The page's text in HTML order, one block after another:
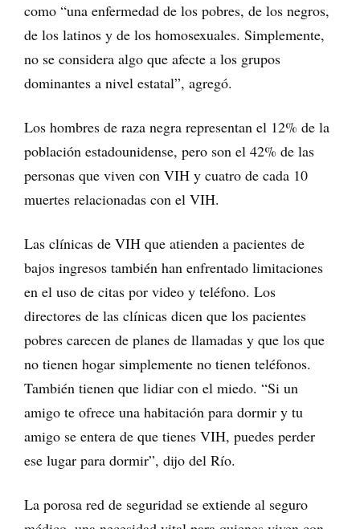
como “una enfermedad de los pobres, de los negros,
de los latinos y de los homosexuales. Simplemente,
no se considera algo que afecte a los grupos
dominantes a nivel estatal”, agregó.
Los hombres de raza negra representan el 12% de la
población estadounidense, pero son el 42% de las
personas que viven con VIH y cuatro de cada 10
muertes relacionadas con el VIH.
Las clínicas de VIH que atienden a pacientes de
bajos ingresos también han enfrentado limitaciones
en el uso de citas por video y teléfono. Los
directores de las clínicas dicen que los pacientes
pobres carecen de planes de llamadas y que los que
no tienen hogar simplemente no tienen teléfonos.
También tienen que lidiar con el miedo. “Si un
amigo te ofrece una habitación para dormir y tu
amigo se entera de que tienes VIH, puedes perder
ese lugar para dormir”, dijo del Río.
La porosa red de seguridad se extiende al seguro